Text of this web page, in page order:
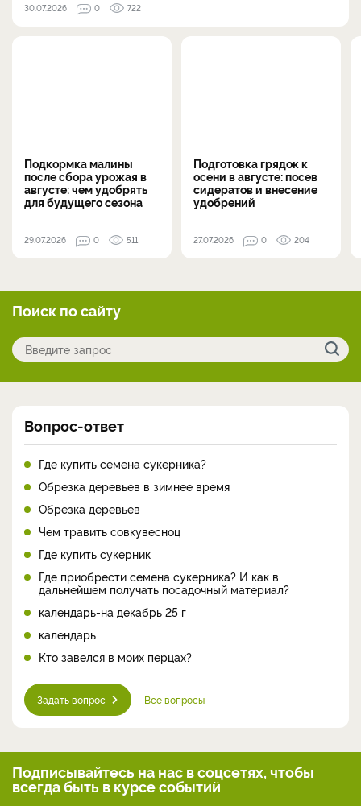
30.07.2026 0 722
Подкормка малины
после сбора урожая в
августе: чем удобрять
для будущего сезона
29.07.2026 0 511
Подготовка грядок к
осени в августе: посев
сидератов и внесение
удобрений
27.07.2026 0 204
Поиск по сайту
Вопрос-ответ
Где купить семена сукерника?
Обрезка деревьев в зимнее время
Обрезка деревьев
Чем травить совкувесноц
Где купить сукерник
Где приобрести семена сукерника? И как в
дальнейшем получать посадочный материал?
календарь-на декабрь 25 г
календарь
Кто завелся в моих перцах?
Задать вопрос Все вопросы
Подписывайтесь на нас в соцсетях, чтобы
всегдабыть в курсе событий